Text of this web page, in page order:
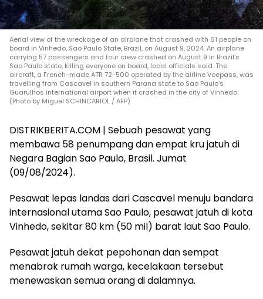
Aerial view of the wreckage of an airplane that crashed with 61 people on
board in Vinhedo, Sao Paulo State, Brazil, on August 9, 2024. An airplane
carrying 57 passengers and four crew crashed on August 9 in Brazil's
Sao Paulo state, killing everyone on board, local officials said. The
aircraft, a French-made ATR 72-500 operated by the airline Voepass, was
travelling from Cascavel in southern Parana state to Sao Paulo's
Guarulhos international airport when it crashed in the city of Vinhedo.
(Photo by Miguel SCHINCARIOL / AFP)
DISTRIKBERITA.COM | Sebuah pesawat yang
membawa 58 penumpang dan empat kru jatuh di
Negara Bagian Sao Paulo, Brasil. Jumat
(09/08/2024).
Pesawat lepas landas dari Cascavel menuju bandara
internasional utama Sao Paulo, pesawat jatuh di kota
Vinhedo, sekitar 80 km (50 mil) barat laut Sao Paulo.
Pesawat jatuh dekat pepohonan dan sempat
menabrak rumah warga, kecelakaan tersebut
menewaskan semua orang di dalamnya.